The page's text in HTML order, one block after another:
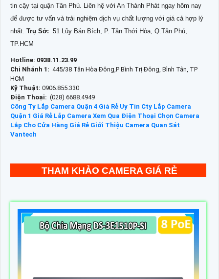
tin cậy tại quận Tân Phú. Liên hệ với An Thành Phát ngay hôm nay
để được tư vấn và trải nghiệm dịch vụ chất lượng với giá cả hợp lý
nhất. Trụ Sở: 51 Lũy Bán Bích, P. Tân Thới Hòa, Q.Tân Phú,
TP.HCM
Hotline: 0938.11.23.99
Chi Nhánh 1: 445/38 Tân Hòa Đông,P Bình Trị Đông, Bình Tân, TP
HCM
Kỹ Thuật: 0906.855.330
Điện Thoại: (028) 6688.4949
Công Ty Lắp Camera Quận 4 Giá Rẻ Uy Tín Cty Lắp Camera
Quận 1 Giá Rẻ Lắp Camera Xem Qua Điện Thoại Chọn Camera
Lắp Cho Cửa Hàng Giá Rẻ Giới Thiệu Camera Quan Sát
Vantech
THAM KHẢO CAMERA GIÁ RẺ